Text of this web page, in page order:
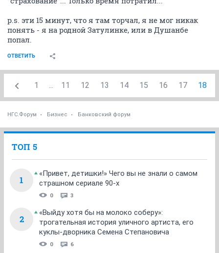
p.s. эти 15 минут, что я там торчал, я не мог никак
понять - я на родной Затулинке, или в Душанбе
попал.
ОТВЕТИТЬ
1 ... 11 12 13 14 15 16 17 18
НГС.Форум Бизнес Банковский форум
ТОП 5
1
«Привет, детишки!» Чего вы не знали о самом
страшном сериале 90-х
0 3
2
«Выйду хотя бы на молоко соберу»:
трогательная история уличного артиста, его
куклы-дворника Семена Степановича
0 6